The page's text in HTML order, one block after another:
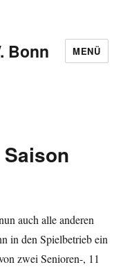
Bonn MENÜ
auch alle anderen
in den Spielbetrieb ein
zwei Senioren-, 11